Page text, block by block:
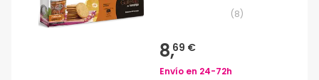
(8)
8,69 €
Envío en 24-72h